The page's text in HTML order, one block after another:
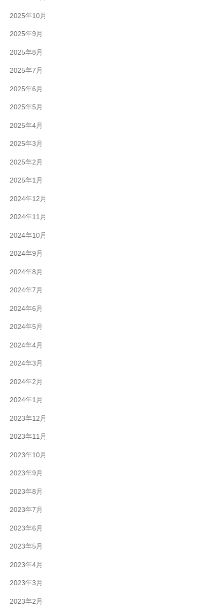
2025年10月
2025年9月
2025年8月
2025年7月
2025年6月
2025年5月
2025年4月
2025年3月
2025年2月
2025年1月
2024年12月
2024年11月
2024年10月
2024年9月
2024年8月
2024年7月
2024年6月
2024年5月
2024年4月
2024年3月
2024年2月
2024年1月
2023年12月
2023年11月
2023年10月
2023年9月
2023年8月
2023年7月
2023年6月
2023年5月
2023年4月
2023年3月
2023年2月